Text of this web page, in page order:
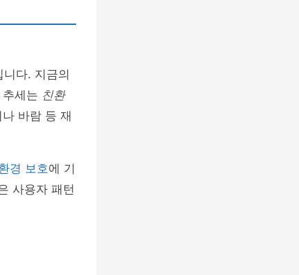
니다. 지금의
세는 친환
바람 등 재
경 보호에 기
사용자 패턴